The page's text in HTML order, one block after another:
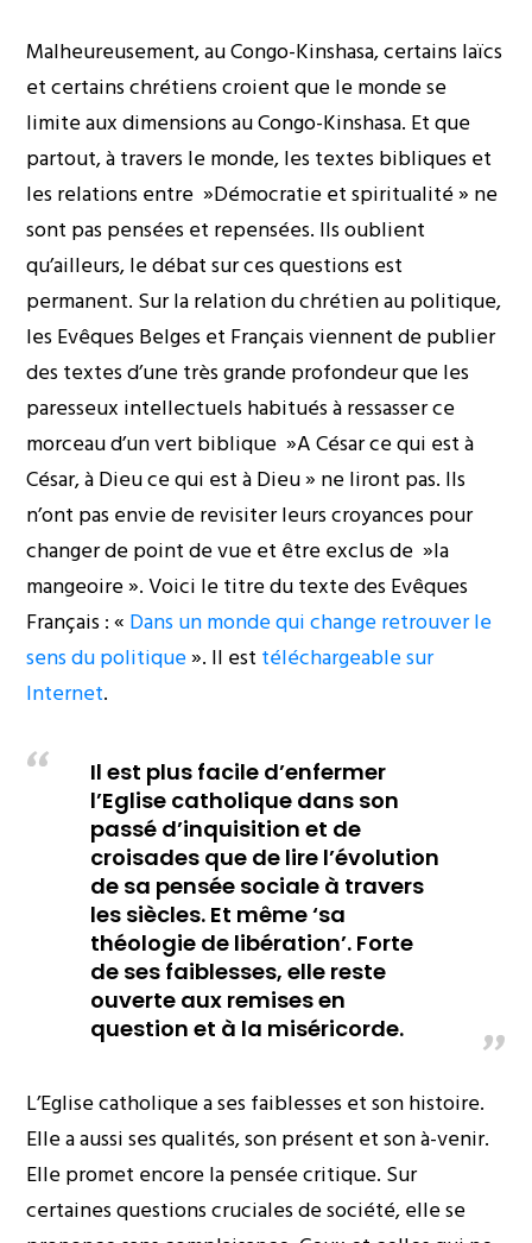
Malheureusement, au Congo-Kinshasa, certains laïcs
et certains chrétiens croient que le monde se
limite aux dimensions au Congo-Kinshasa. Et que
partout, à travers le monde, les textes bibliques et
les relations entre »Démocratie et spiritualité » ne
sont pas pensées et repensées. Ils oublient
qu’ailleurs, le débat sur ces questions est
permanent. Sur la relation du chrétien au politique,
les Evêques Belges et Français viennent de publier
des textes d’une très grande profondeur que les
paresseux intellectuels habitués à ressasser ce
morceau d’un vert biblique »A César ce qui est à
César, à Dieu ce qui est à Dieu » ne liront pas. Ils
n’ont pas envie de revisiter leurs croyances pour
changer de point de vue et être exclus de »la
mangeoire ». Voici le titre du texte des Evêques
Français : « Dans un monde qui change retrouver le
sens du politique». Il est téléchargeable sur
Internet.
Il est plus facile d’enfermer
l’Eglise catholique dans son
passé d’inquisition et de
croisades que de lire l’évolution
de sa pensée sociale à travers
les siècles. Et même ‘sa
théologie de libération’. Forte
de ses faiblesses, elle reste
ouverte aux remises en
question et à la miséricorde.
L’Eglise catholique a ses faiblesses et son histoire.
Elle a aussi ses qualités, son présent et son à-venir.
Elle promet encore la pensée critique. Sur
certaines questions cruciales de société, elle se